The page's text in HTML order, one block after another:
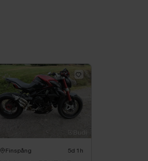
Finspång 5d 1h